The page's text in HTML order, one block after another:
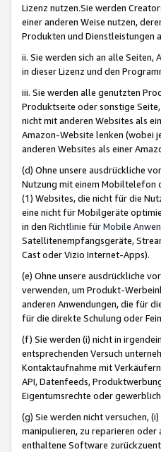
Lizenz nutzen.Sie werden
einer anderen Weise nutzen,
Produkten und Dienstleistungen
ii. Sie werden sich an alle
in dieser Lizenz und den
iii. Sie werden alle genutzten
Produktseite oder sonstige
nicht mit anderen Websites als
Amazon-Website lenken (wobei
anderen Websites als einer
(d) Ohne unsere ausdrückliche
Nutzung mit einem Mobiltelefon
(1) Websites, die nicht für die
eine nicht für Mobilgeräte
in den Richtlinie für Mobile
Satellitenempfangsgeräte,
Cast oder Vizio Internet-Apps).
(e) Ohne unsere ausdrückliche
verwenden, um Produkt-
anderen Anwendungen, die für
für die direkte Schulung oder
(f) Sie werden (i) nicht in
entsprechenden Versuch
Kontaktaufnahme mit
API, Datenfeeds,
Eigentumsrechte oder
(g) Sie werden nicht versuchen,
manipulieren, zu reparieren
enthaltene Software